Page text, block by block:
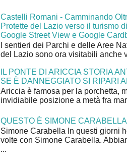
Castelli Romani - Camminando
Protette del Lazio verso il turismo
Google Street View e Google
I sentieri dei Parchi e delle Aree
del Lazio sono ora visitabili anche
IL PONTE DI ARICCIA STORIA
SE È DANNEGGIATO SI RIPARI
Ariccia è famosa per la porchetta,
invidiabile posizione a metà fra
QUESTO È SIMONE CARABELLA
Simone Carabella In questi giorni
volte con Simone Carabella.
...